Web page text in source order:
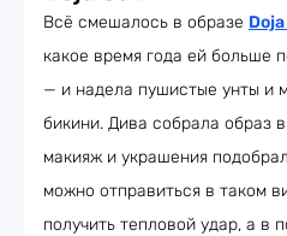
Всё смешалось в образе
какое время года ей больше
— и надела пушистые унты и
бикини. Дива собрала образ
макияж и украшения
можно отправиться в таком
получить тепловой удар, а в